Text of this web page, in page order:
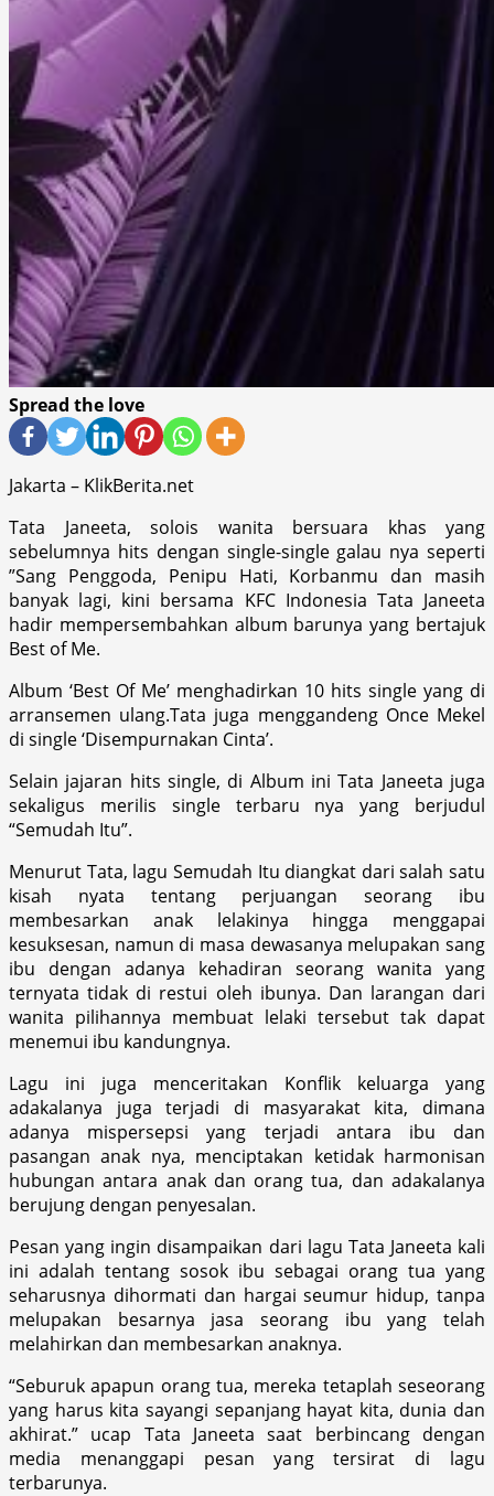
Spread the love
Jakarta – KlikBerita.net
Tata Janeeta, solois wanita bersuara khas yang
sebelumnya hits dengan single-single galau nya seperti
”Sang Penggoda, Penipu Hati, Korbanmu dan masih
banyak lagi, kini bersama KFC Indonesia Tata Janeeta
hadir mempersembahkan album barunya yang bertajuk
Best of Me.
Album ‘Best Of Me’ menghadirkan 10 hits single yang di
arransemen ulang.Tata juga menggandeng Once Mekel
di single ‘Disempurnakan Cinta’.
Selain jajaran hits single, di Album ini Tata Janeeta juga
sekaligus merilis single terbaru nya yang berjudul
“Semudah Itu”.
Menurut Tata, lagu Semudah Itu diangkat dari salah satu
kisah nyata tentang perjuangan seorang ibu
membesarkan anak lelakinya hingga menggapai
kesuksesan, namun di masa dewasanya melupakan sang
ibu dengan adanya kehadiran seorang wanita yang
ternyata tidak di restui oleh ibunya. Dan larangan dari
wanita pilihannya membuat lelaki tersebut tak dapat
menemui ibu kandungnya.
Lagu ini juga menceritakan Konflik keluarga yang
adakalanya juga terjadi di masyarakat kita, dimana
adanya mispersepsi yang terjadi antara ibu dan
pasangan anak nya, menciptakan ketidak harmonisan
hubungan antara anak dan orang tua, dan adakalanya
berujung dengan penyesalan.
Pesan yang ingin disampaikan dari lagu Tata Janeeta kali
ini adalah tentang sosok ibu sebagai orang tua yang
seharusnya dihormati dan hargai seumur hidup, tanpa
melupakan besarnya jasa seorang ibu yang telah
melahirkan dan membesarkan anaknya.
“Seburuk apapun orang tua, mereka tetaplah seseorang
yang harus kita sayangi sepanjang hayat kita, dunia dan
akhirat.” ucap Tata Janeeta saat berbincang dengan
media menanggapi pesan yang tersirat di lagu
terbarunya.